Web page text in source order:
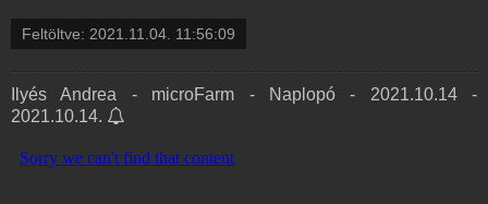
Feltöltve: 2021.11.04. 11:56:09
Ilyés Andrea - microFarm - Naplopó - 2021.10.14 -
2021.10.14.